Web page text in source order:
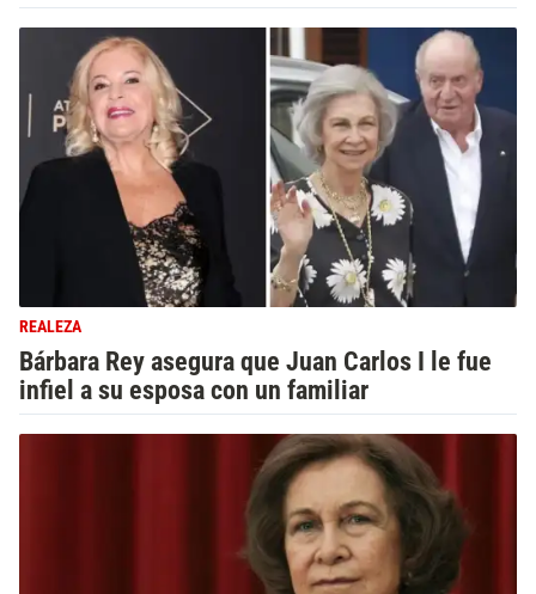
REALEZA
Bárbara Rey asegura que Juan Carlos I le fue
infiel a su esposa con un familiar